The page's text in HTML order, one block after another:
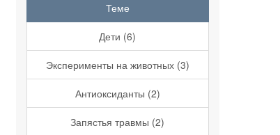
Теме
Дети (6)
Эксперименты на животных (3)
Антиоксиданты (2)
Запястья травмы (2)